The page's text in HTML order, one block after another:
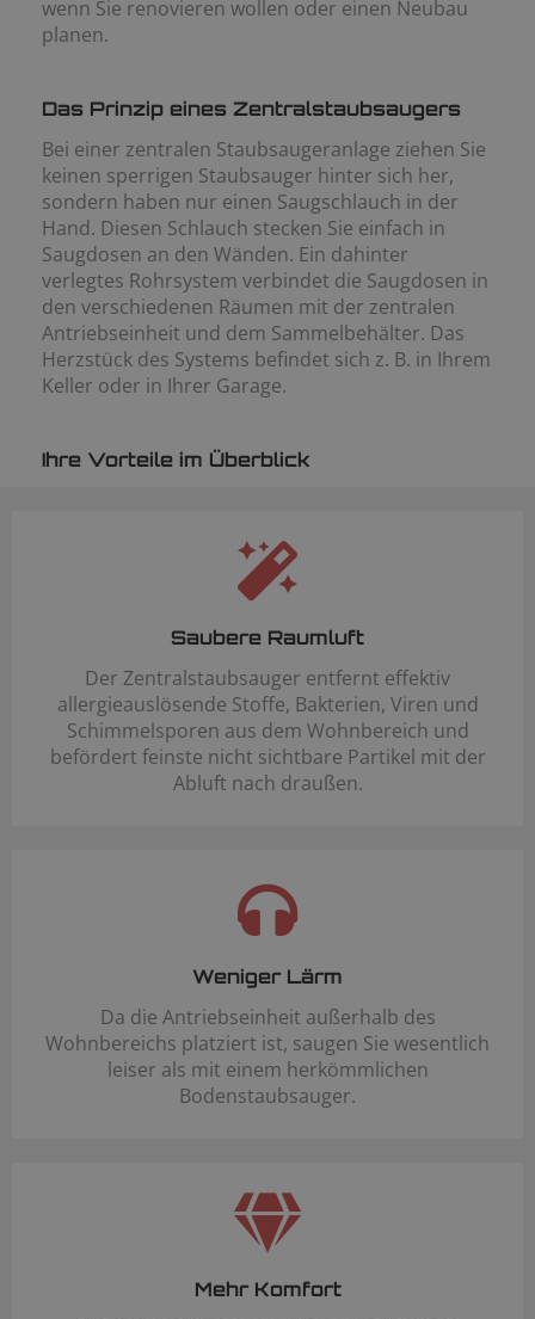
wenn Sie renovieren wollen oder einen Neubau
planen.
Das Prinzip eines Zentralstaubsaugers
Bei einer zentralen Staubsaugeranlage ziehen Sie
keinen sperrigen Staubsauger hinter sich her,
sondern haben nur einen Saugschlauch in der
Hand. Diesen Schlauch stecken Sie einfach in
Saugdosen an den Wänden. Ein dahinter
verlegtes Rohrsystem verbindet die Saugdosen in
den verschiedenen Räumen mit der zentralen
Antriebseinheit und dem Sammelbehälter. Das
Herzstück des Systems befindet sich z. B. in Ihrem
Keller oder in Ihrer Garage.
Ihre Vorteile im Überblick
Saubere Raumluft
Der Zentralstaubsauger entfernt effektiv
allergieauslösende Stoffe, Bakterien, Viren und
Schimmelsporen aus dem Wohnbereich und
befördert feinste nicht sichtbare Partikel mit der
Abluft nach draußen.
Weniger Lärm
Da die Antriebseinheit außerhalb des
Wohnbereichs platziert ist, saugen Sie wesentlich
leiser als mit einem herkömmlichen
Bodenstaubsauger.
Mehr Komfort